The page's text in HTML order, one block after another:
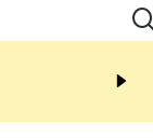
concours de